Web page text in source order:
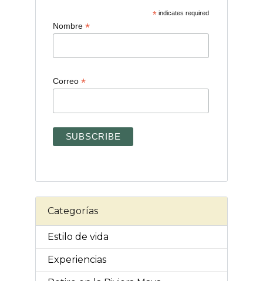
*indicates required
Nombre *
Correo *
Categorías
Estilo de vida
Experiencias